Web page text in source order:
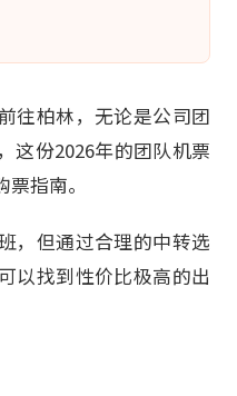
往柏林，无论是公司团
这份2026年的团队机票
指南。
，但通过合理的中转选
以找到性价比极高的出